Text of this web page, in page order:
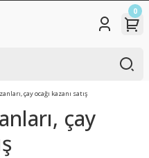
0
çay ocağı kazanı satış
çay